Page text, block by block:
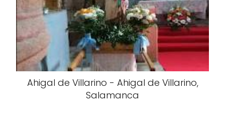
Ahigal de Villarino - Ahigal de Villarino,
Salamanca